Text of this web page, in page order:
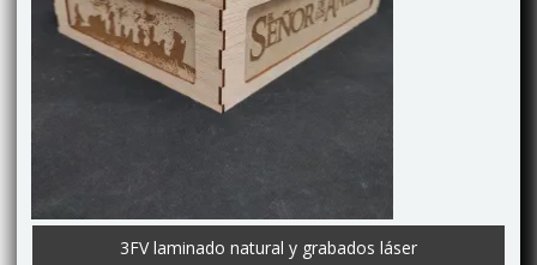
3FV laminado natural y grabados láser